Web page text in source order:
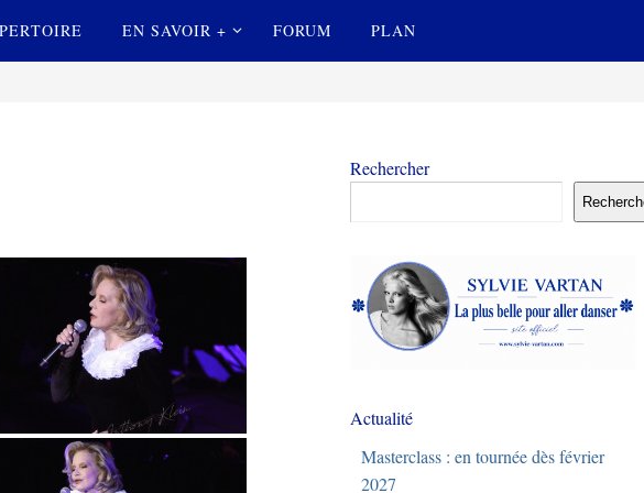
EN SAVOIR + FORUM PLAN
Rechercher
Actualité
Masterclass : en tournée dès février
2027